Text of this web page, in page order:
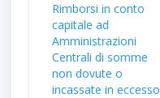
Rimborsi in conto
capitale ad
Amministrazioni
Centrali di somme
non dovute o
incassate in eccesso